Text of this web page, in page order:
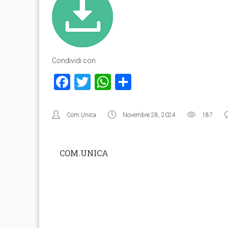
Condividi con
Facebook
TwitterWhatsApp
Com.Unica Novembre 28, 2024 187
COM.UNICA